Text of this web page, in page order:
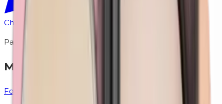
Chat via WhatsApp
Past goed bij
Maak je look compleet
Foundations